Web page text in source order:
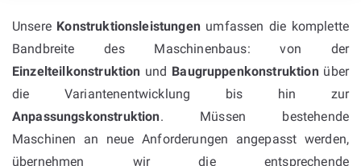
Unsere Konstruktionsleistungenumfassen die komplette
Bandbreite des Maschinenbaus: von der
Einzelteilkonstruktion und Baugruppenkonstruktionüber
die Variantenentwicklung bis hin zur
Anpassungskonstruktion. Müssen bestehende
Maschinen an neue Anforderungen angepasst werden,
übernehmen wir die entsprechende